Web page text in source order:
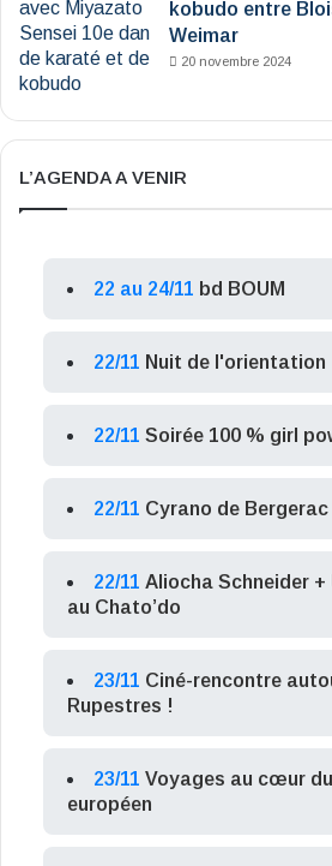
kobudo entre
Weimar
20 novembre 2024
L’AGENDA A VENIR
22 au 24/11 bd BOUM
22/11 Nuit de l'orientation
22/11 Soirée 100 % girl
22/11 Cyrano de Bergerac
22/11 Aliocha Schneider +
au Chato’do
23/11 Ciné-rencontre
Rupestres !
23/11 Voyages au cœur
européen